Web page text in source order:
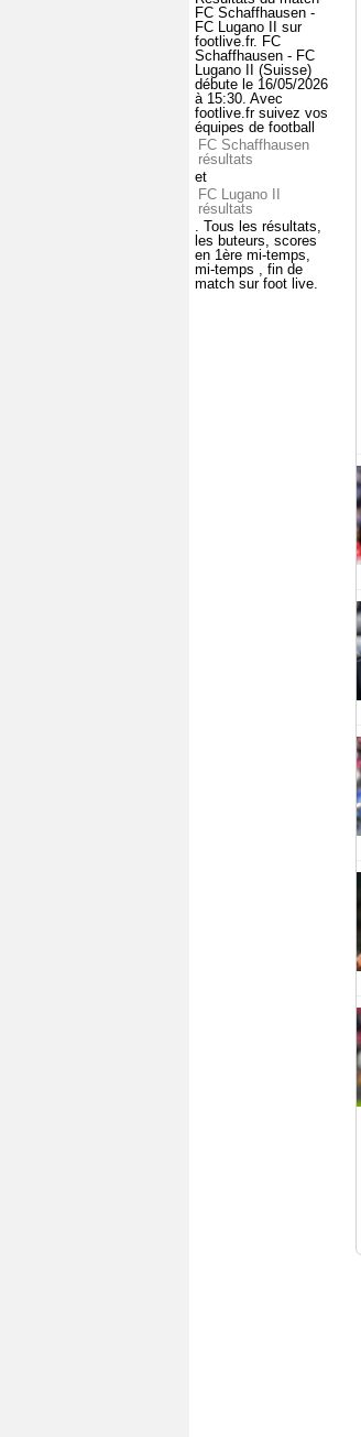
FC Schaffhausen -
FC Lugano II sur
footlive.fr. FC
Schaffhausen - FC
Lugano II (Suisse)
débute le 16/05/2026
à 15:30. Avec
footlive.fr suivez vos
équipes de football
FC Schaffhausen
résultats
et
FC Lugano II
résultats
. Tous les résultats,
les buteurs, scores
en 1ère mi-temps,
mi-temps , fin de
match sur foot live.